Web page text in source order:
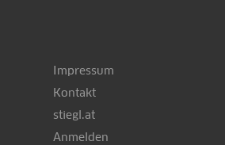
Impressum
Kontakt
stiegl.at
Anmelden